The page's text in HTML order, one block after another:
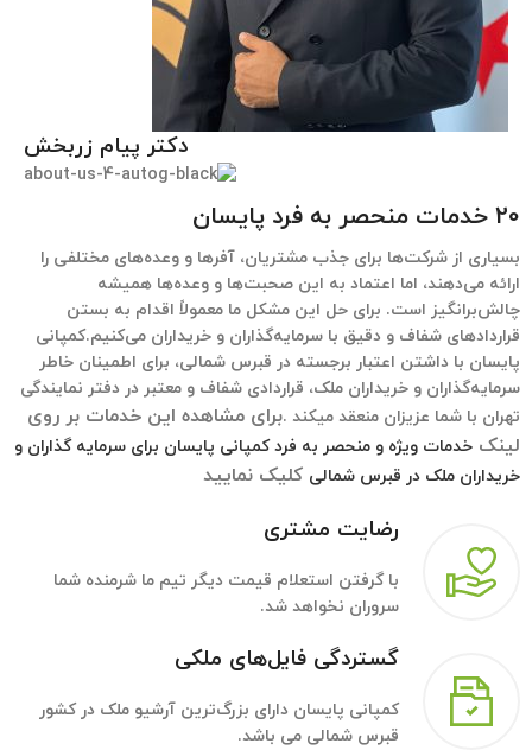
دکتر پیام زربخش
20 خدمات منحصر به فرد پایسان
بسیاری از شرکت‌ها برای جذب مشتریان، آفرها و وعده‌های مختلفی را
ارائه می‌دهند، اما اعتماد به این صحبت‌ها و وعده‌ها همیشه
چالش‌برانگیز است. برای حل این مشکل ما معمولاً اقدام به بستن
قراردادهای شفاف و دقیق با سرمایه‌گذاران و خریداران می‌کنیم.کمپانی
پایسان با داشتن اعتبار برجسته در قبرس شمالی، برای اطمینان خاطر
سرمایه‌گذاران و خریداران ملک، قراردادی شفاف و معتبر در دفتر نمایندگی
تهران با شما عزیزان منعقد میکند .برای مشاهده این خدمات بر روی
لینکخدمات ویژه و منحصر به فرد کمپانی پایسان برای سرمایه گذاران و
خریداران ملک در قبرس شمالی کلیک نمایید
رضایت مشتری
با گرفتن استعلام قیمت دیگر تیم ما شرمنده شما
سروران نخواهد شد.
گستردگی فایل‌های ملکی
کمپانی پایسان دارای بزرگ‌ترین آرشیو ملک در کشور
قبرس شمالی می باشد.